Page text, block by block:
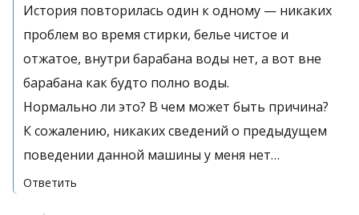
История повторилась один к одному — никаких
проблем во время стирки, белье чистое и
отжатое, внутри барабана воды нет, а вот вне
барабана как будто полно воды.
Нормально ли это? В чем может быть причина?
К сожалению, никаких сведений о предыдущем
поведении данной машины у меня нет…
Ответить